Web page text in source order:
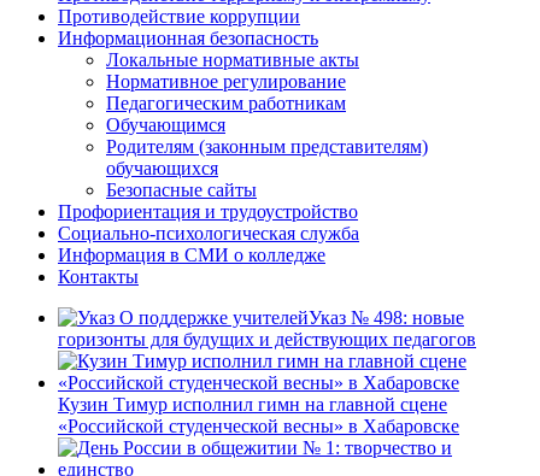
Противодействие коррупции
Информационная безопасность
Локальные нормативные акты
Нормативное регулирование
Педагогическим работникам
Обучающимся
Родителям (законным представителям)
обучающихся
Безопасные сайты
Профориентация и трудоустройство
Социально-психологическая служба
Информация в СМИ о колледже
Контакты
Указ № 498: новые
горизонты для будущих и действующих педагогов
Кузин Тимур исполнил гимн на главной сцене
«Российской студенческой весны» в Хабаровске